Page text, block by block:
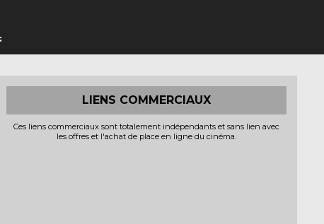
LIENS COMMERCIAUX
Ces liens commerciaux sont totalement indépendants et sans lien avec
les offres et l'achat de place en ligne du cinéma.